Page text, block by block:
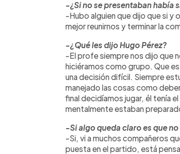
-¿Si no se presentaban había
-Hubo alguien que dijo que si y
mejor reunirnos y terminar la
-¿Qué les dijo Hugo Pérez?
-El profe siempre nos dijo que
hiciéramos como grupo. Que
una decisión difícil. Siempre
manejado las cosas como
final decidíamos jugar, él tenía
mentalmente estaban
-Si algo queda claro es que
-Si, vi a muchos compañeros
puesta en el partido, está